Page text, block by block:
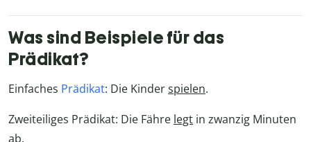
Was sind Beispiele für das
Prädikat?
Einfaches Prädikat: Die Kinderspielen.
Zweiteiliges Prädikat: Die Fähre legt in zwanzig Minuten
ab.